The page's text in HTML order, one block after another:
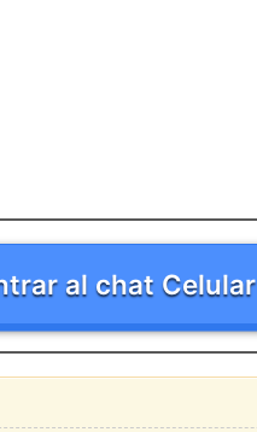
al chat Celular